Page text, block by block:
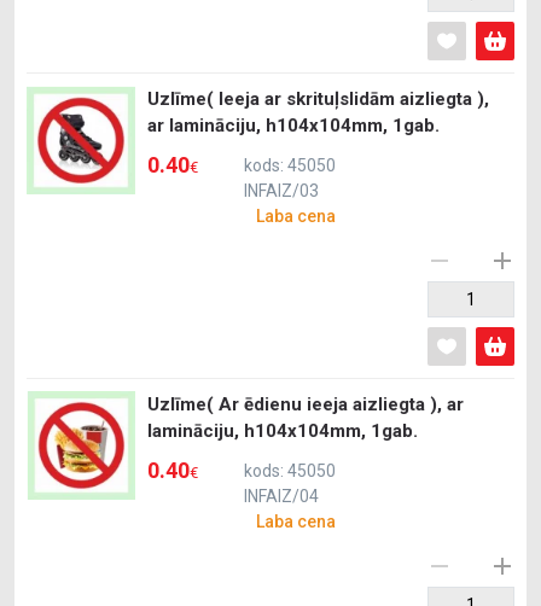
Uzlīme( Ieeja ar skrituļslidām aizliegta ),
ar lamināciju, h104x104mm, 1gab.
0.40€
kods: 45050
INFAIZ/03
Laba cena
Uzlīme( Ar ēdienu ieeja aizliegta ), ar
lamināciju, h104x104mm, 1gab.
0.40€
kods: 45050
INFAIZ/04
Laba cena